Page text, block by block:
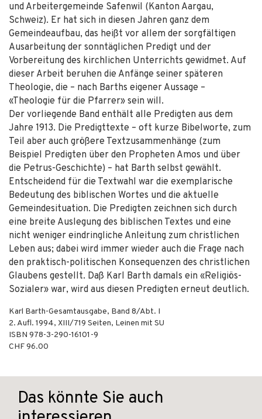
und Arbeitergemeinde Safenwil (Kanton Aargau,
Schweiz). Er hat sich in diesen Jahren ganz dem
Gemeindeaufbau, das heißt vor allem der sorgfältigen
Ausarbeitung der sonntäglichen Predigt und der
Vorbereitung des kirchlichen Unterrichts gewidmet. Auf
dieser Arbeit beruhen die Anfänge seiner späteren
Theologie, die – nach Barths eigener Aussage –
«Theologie für die Pfarrer» sein will.
Der vorliegende Band enthält alle Predigten aus dem
Jahre 1913. Die Predigttexte – oft kurze Bibelworte, zum
Teil aber auch größere Textzusammenhänge (zum
Beispiel Predigten über den Propheten Amos und über
die Petrus-Geschichte) – hat Barth selbst gewählt.
Entscheidend für die Textwahl war die exemplarische
Bedeutung des biblischen Wortes und die aktuelle
Gemeindesituation. Die Predigten zeichnen sich durch
eine breite Auslegung des biblischen Textes und eine
nicht weniger eindringliche Anleitung zum christlichen
Leben aus; dabei wird immer wieder auch die Frage nach
den praktisch-politischen Konsequenzen des christlichen
Glaubens gestellt. Daß Karl Barth damals ein «Religiös-
Sozialer» war, wird aus diesen Predigten erneut deutlich.
Karl Barth-Gesamtausgabe, Band 8/Abt. I
2. Aufl. 1994, XIII/719 Seiten, Leinen mit SU
ISBN 978-3-290-16101-9
CHF 96.00
Das könnte Sie auch